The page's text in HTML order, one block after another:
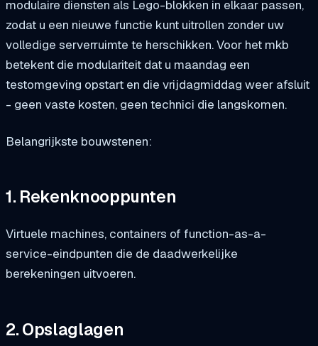
modulaire diensten als Lego-blokken in elkaar passen,
zodat u een nieuwe functie kunt uitrollen zonder uw
volledige serverruimte te herschikken. Voor het mkb
betekent die modulariteit dat u maandag een
testomgeving opstart en die vrijdagmiddag weer afsluit
- geen vaste kosten, geen technici die langskomen.
Belangrijkste bouwstenen:
1. Rekenknooppunten
Virtuele machines, containers of function-as-a-
service-eindpunten die de daadwerkelijke
berekeningen uitvoeren.
2. Opslaglagen